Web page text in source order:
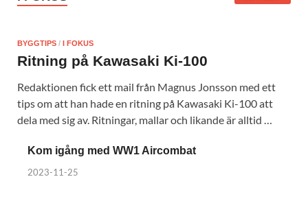
BYGGTIPS / I FOKUS
Ritning på Kawasaki Ki-100
Redaktionen fick ett mail från Magnus Jonsson med ett
tips om att han hade en ritning på Kawasaki Ki-100 att
dela med sig av. Ritningar, mallar och likande är alltid …
Kom igång med WW1 Aircombat
2023-11-25